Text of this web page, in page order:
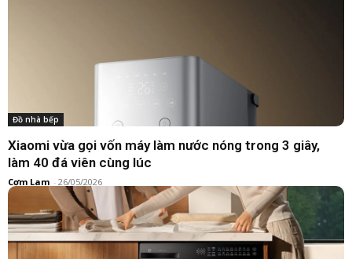
Đồ nhà bếp
Xiaomi vừa gọi vốn máy làm nước nóng trong 3 giây,
làm 40 đá viên cùng lúc
Cơm Lam - 26/05/2026